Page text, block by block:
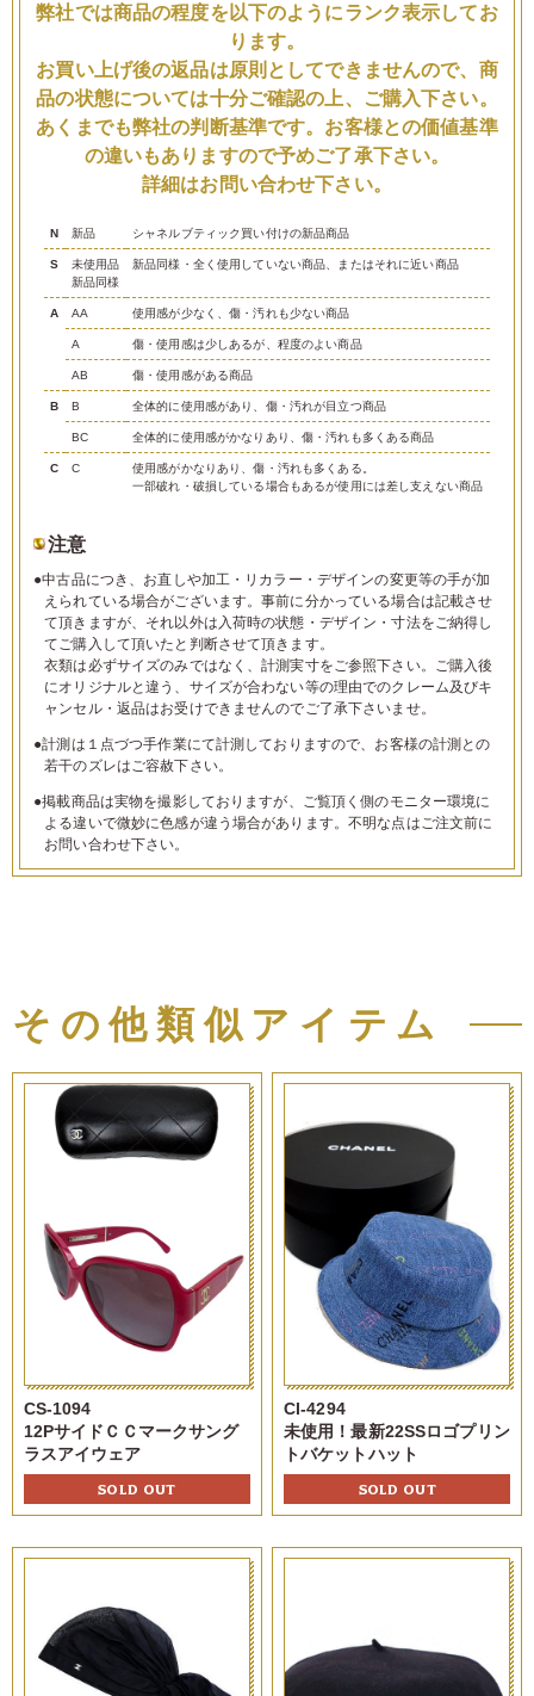
弊社では商品の程度を以下のようにランク表示してお
ります。
お買い上げ後の返品は原則としてできませんので、商
品の状態については十分ご確認の上、ご購入下さい。
あくまでも弊社の判断基準です。お客様との価値基準
の違いもありますので予めご了承下さい。
詳細はお問い合わせ下さい。
N 新品 シャネルブティック買い付けの新品商品
S
未使用品
新品同様
新品同様・全く使用していない商品、またはそれに近い商品
A AA 使用感が少なく、傷・汚れも少ない商品
A 傷・使用感は少しあるが、程度のよい商品
AB 傷・使用感がある商品
B B 全体的に使用感があり、傷・汚れが目立つ商品
BC 全体的に使用感がかなりあり、傷・汚れも多くある商品
C C
使用感がかなりあり、傷・汚れも多くある。
一部破れ・破損している場合もあるが使用には差し支えない商品
注意
●中古品につき、お直しや加工・リカラー・デザインの変更等の手が加
えられている場合がございます。事前に分かっている場合は記載させ
て頂きますが、それ以外は入荷時の状態・デザイン・寸法をご納得し
てご購入して頂いたと判断させて頂きます。
衣類は必ずサイズのみではなく、計測実寸をご参照下さい。ご購入後
にオリジナルと違う、サイズが合わない等の理由でのクレーム及びキ
ャンセル・返品はお受けできませんのでご了承下さいませ。
●計測は１点づつ手作業にて計測しておりますので、お客様の計測との
若干のズレはご容赦下さい。
●掲載商品は実物を撮影しておりますが、ご覧頂く側のモニター環境に
よる違いで微妙に色感が違う場合があります。不明な点はご注文前に
お問い合わせ下さい。
その他類似アイテム
CS-1094
12PサイドＣＣマークサング
ラスアイウェア
SOLD OUT
CI-4294
未使用！最新22SSロゴプリン
トバケットハット
SOLD OUT